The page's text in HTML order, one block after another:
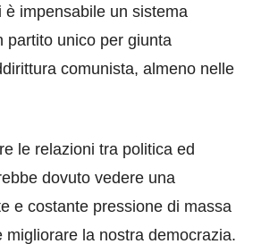
è impensabile un sistema
partito unico per giunta
comunista, almeno nelle
le relazioni tra politica ed
dovuto vedere una
e costante pressione di massa
migliorare la nostra democrazia.